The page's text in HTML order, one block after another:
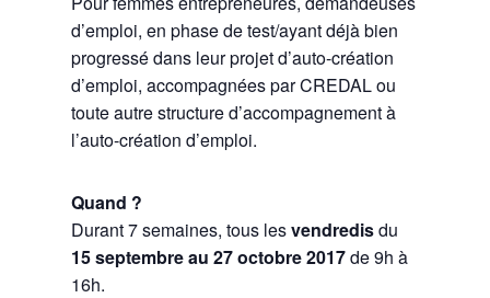
d’emploi, en phase de test/ayant déjà bien
progressé dans leur projet d’auto-création
d’emploi, accompagnées par CREDAL ou
toute autre structure d’accompagnement à
l’auto-création d’emploi.
Quand ?
Durant 7 semaines, tous lesvendredisdu
15 septembre au 27 octobre 2017de 9h à
16h.